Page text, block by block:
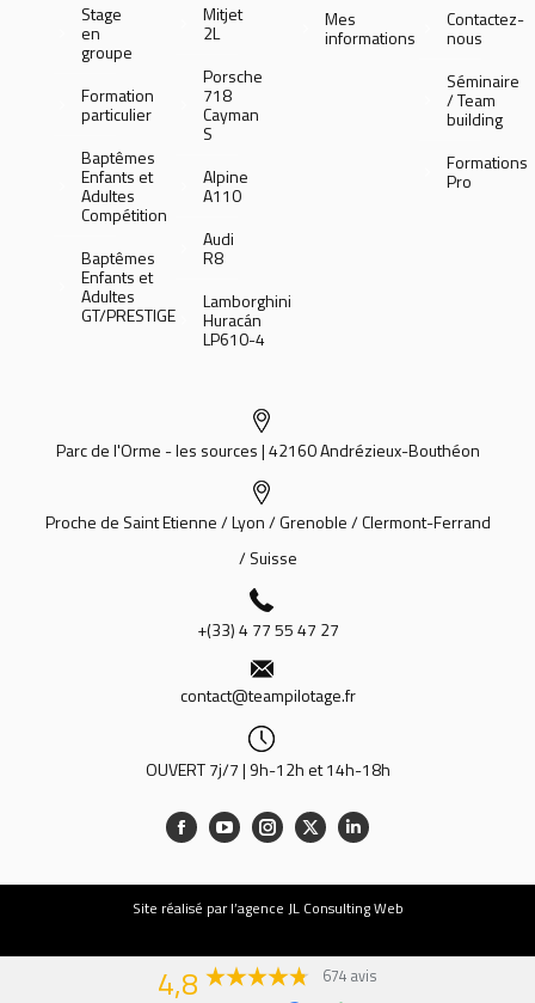
Stage
en
groupe
Formation
particulier
Baptêmes
Enfants et
Adultes
Compétition
Baptêmes
Enfants et
Adultes
GT/PRESTIGE
Mitjet
2L
Porsche
718
Cayman
S
Alpine
A110
Audi
R8
Lamborghini
Huracán
LP610-4
Mes
informations
Contactez-
nous
Séminaire
/ Team
building
Formations
Pro
Parc de l'Orme - les sources | 42160 Andrézieux-Bouthéon
Proche de Saint Etienne / Lyon / Grenoble / Clermont-Ferrand
/ Suisse
+(33) 4 77 55 47 27
contact@teampilotage.fr
OUVERT 7j/7 | 9h-12h et 14h-18h
4,8 674 avis
Site réalisé par l’agence JL Consulting Web